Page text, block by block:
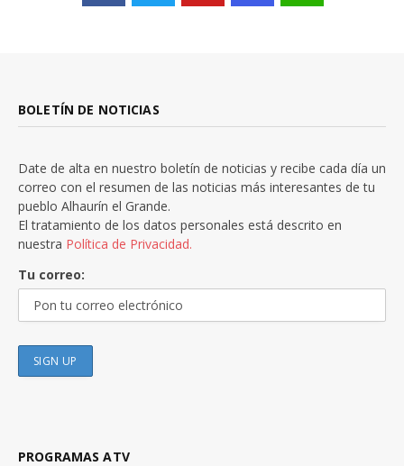
BOLETÍN DE NOTICIAS
Date de alta en nuestro boletín de noticias y recibe cada día un
correo con el resumen de las noticias más interesantes de tu
pueblo Alhaurín el Grande.
El tratamiento de los datos personales está descrito en
nuestra Política de Privacidad.
Tu correo:
PROGRAMAS ATV